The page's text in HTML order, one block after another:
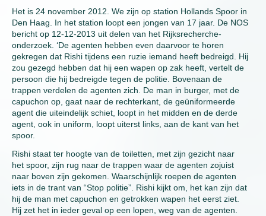
Het is 24 november 2012. We zijn op station Hollands Spoor in
Den Haag. In het station loopt een jongen van 17 jaar. De NOS
bericht op 12-12-2013 uit delen van het Rijksrecherche-
onderzoek. ‘De agenten hebben even daarvoor te horen
gekregen dat Rishi tijdens een ruzie iemand heeft bedreigd. Hij
zou gezegd hebben dat hij een wapen op zak heeft, vertelt de
persoon die hij bedreigde tegen de politie. Bovenaan de
trappen verdelen de agenten zich. De man in burger, met de
capuchon op, gaat naar de rechterkant, de geüniformeerde
agent die uiteindelijk schiet, loopt in het midden en de derde
agent, ook in uniform, loopt uiterst links, aan de kant van het
spoor.
Rishi staat ter hoogte van de toiletten, met zijn gezicht naar
het spoor, zijn rug naar de trappen waar de agenten zojuist
naar boven zijn gekomen. Waarschijnlijk roepen de agenten
iets in de trant van “Stop politie”. Rishi kijkt om, het kan zijn dat
hij de man met capuchon en getrokken wapen het eerst ziet.
Hij zet het in ieder geval op een lopen, weg van de agenten.